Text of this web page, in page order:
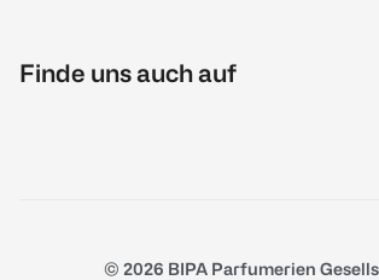
Finde uns auch auf
© 2026 BIPA Parfumerien